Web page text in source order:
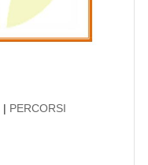
| PERCORSI